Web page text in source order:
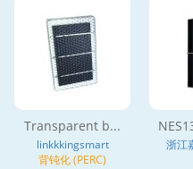
Transparent b...
linkkkingsmart
背钝化 (PERC)
浙江